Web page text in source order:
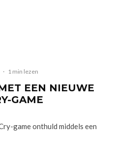
· 1 min lezen
EEN NIEUWE
GAME
game onthuld middels een